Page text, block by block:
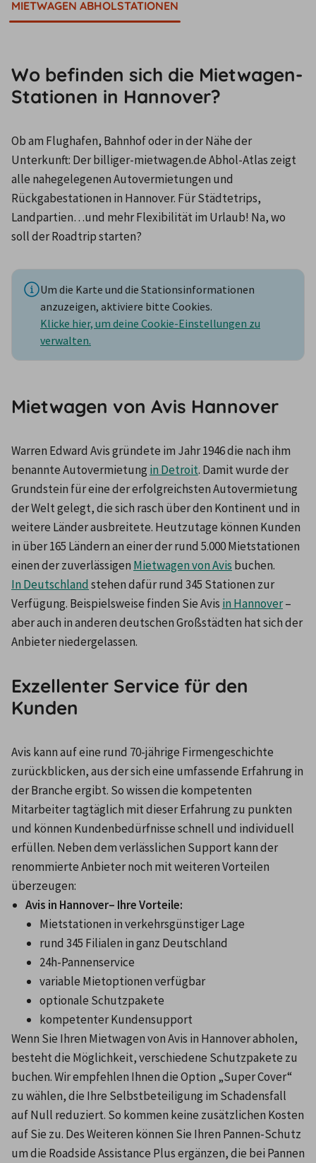
MIETWAGEN ABHOLSTATIONEN
Wo befinden sich die Mietwagen-
Stationen in Hannover?
Ob am Flughafen, Bahnhof oder in der Nähe der
Unterkunft: Der billiger-mietwagen.de Abhol-Atlas zeigt
alle nahegelegenen Autovermietungen und
Rückgabestationen in Hannover. Für Städtetrips,
Landpartien…und mehr Flexibilität im Urlaub! Na, wo
soll der Roadtrip starten?
Um die Karte und die Stationsinformationen
anzuzeigen, aktiviere bitte Cookies.
Klicke hier, um deine Cookie-Einstellungen zu
verwalten.
Mietwagen von Avis Hannover
Warren Edward Avis gründete im Jahr 1946 die nach ihm
benannte Autovermietung in Detroit. Damit wurde der
Grundstein für eine der erfolgreichsten Autovermietung
der Welt gelegt, die sich rasch über den Kontinent und in
weitere Länder ausbreitete. Heutzutage können Kunden
in über 165 Ländern an einer der rund 5.000 Mietstationen
einen der zuverlässigen Mietwagen von Avis buchen.
In Deutschland stehen dafür rund 345 Stationen zur
Verfügung. Beispielsweise finden Sie Avis in Hannover –
aber auch in anderen deutschen Großstädten hat sich der
Anbieter niedergelassen.
Exzellenter Service für den
Kunden
Avis kann auf eine rund 70-jährige Firmengeschichte
zurückblicken, aus der sich eine umfassende Erfahrung in
der Branche ergibt. So wissen die kompetenten
Mitarbeiter tagtäglich mit dieser Erfahrung zu punkten
und können Kundenbedürfnisse schnell und individuell
erfüllen. Neben dem verlässlichen Support kann der
renommierte Anbieter noch mit weiteren Vorteilen
überzeugen:
Avis in Hannover– Ihre Vorteile:
Mietstationen in verkehrsgünstiger Lage
rund 345 Filialen in ganz Deutschland
24h-Pannenservice
variable Mietoptionen verfügbar
optionale Schutzpakete
kompetenter Kundensupport
Wenn Sie Ihren Mietwagen von Avis in Hannover abholen,
besteht die Möglichkeit, verschiedene Schutzpakete zu
buchen. Wir empfehlen Ihnen die Option „Super Cover“
zu wählen, die Ihre Selbstbeteiligung im Schadensfall
auf Null reduziert. So kommen keine zusätzlichen Kosten
auf Sie zu. Des Weiteren können Sie Ihren Pannen-Schutz
um die Roadside Assistance Plus ergänzen, die bei Pannen